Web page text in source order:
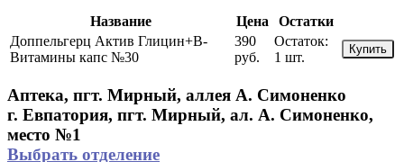
Название Цена
Остатки
Доппельгерц Актив Глицин+В-
Витамины капс №30
390
руб.
Остаток:
1 шт.
Купить
Аптека, пгт. Мирный, аллея А. Симоненко
г. Евпатория, пгт. Мирный, ал. А. Симоненко,
место №1
Выбрать отделение